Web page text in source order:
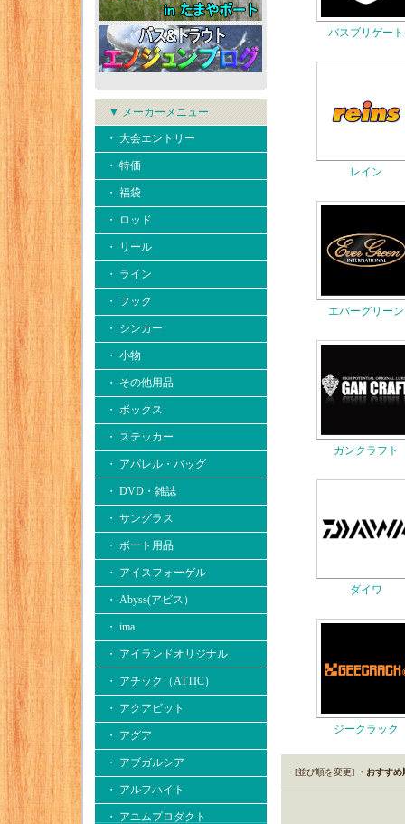
▼ メーカーメニュー
・ 大会エントリー
・ 特価
・ 福袋
・ ロッド
・ リール
・ ライン
・ フック
・ シンカー
・ 小物
・ その他用品
・ ボックス
・ ステッカー
・ アパレル・バッグ
・ DVD・雑誌
・ サングラス
・ ボート用品
・ アイスフォーゲル
・ Abyss(アビス）
・ ima
・ アイランドオリジナル
・ アチック（ATTIC）
・ アクアビット
・ アグア
・ アブガルシア
・ アルフハイト
・ アユムプロダクト
バスブリゲート
レイン
エバーグリーン
ガンクラフト
ダイワ
ジークラック
[並び順を変更] ・おすすめ